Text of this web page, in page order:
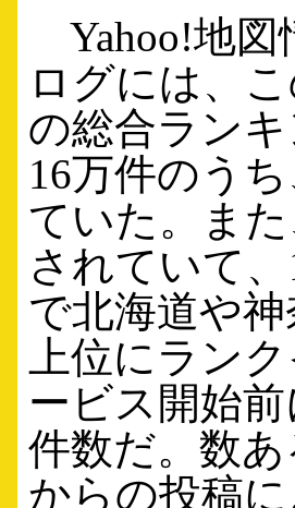
Yahoo!地図
ログには、
の総合ラン
16万件のう
ていた。ま
されていて
で北海道や
上位にラン
ービス開始
件数だ。数
からの投稿